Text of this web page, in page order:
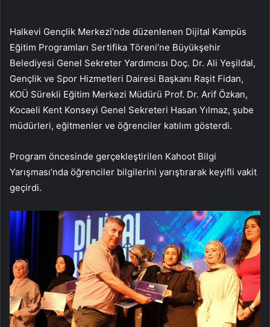
Halkevi Gençlik Merkezi’nde düzenlenen Dijital Kampüs
Eğitim Programları Sertifika Töreni’ne Büyükşehir
Belediyesi Genel Sekreter Yardımcısı Doç. Dr. Ali Yeşildal,
Gençlik ve Spor Hizmetleri Dairesi Başkanı Raşit Fidan,
KOÜ Sürekli Eğitim Merkezi Müdürü Prof. Dr. Arif Özkan,
Kocaeli Kent Konseyi Genel Sekreteri Hasan Yılmaz, şube
müdürleri, eğitmenler ve öğrenciler katılım gösterdi.
Program öncesinde gerçekleştirilen Kahoot Bilgi
Yarışması’nda öğrenciler bilgilerini yarıştırarak keyifli vakit
geçirdi.